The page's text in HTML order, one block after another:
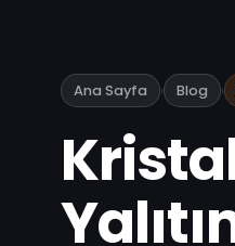
Ana Sayfa › Blog ›